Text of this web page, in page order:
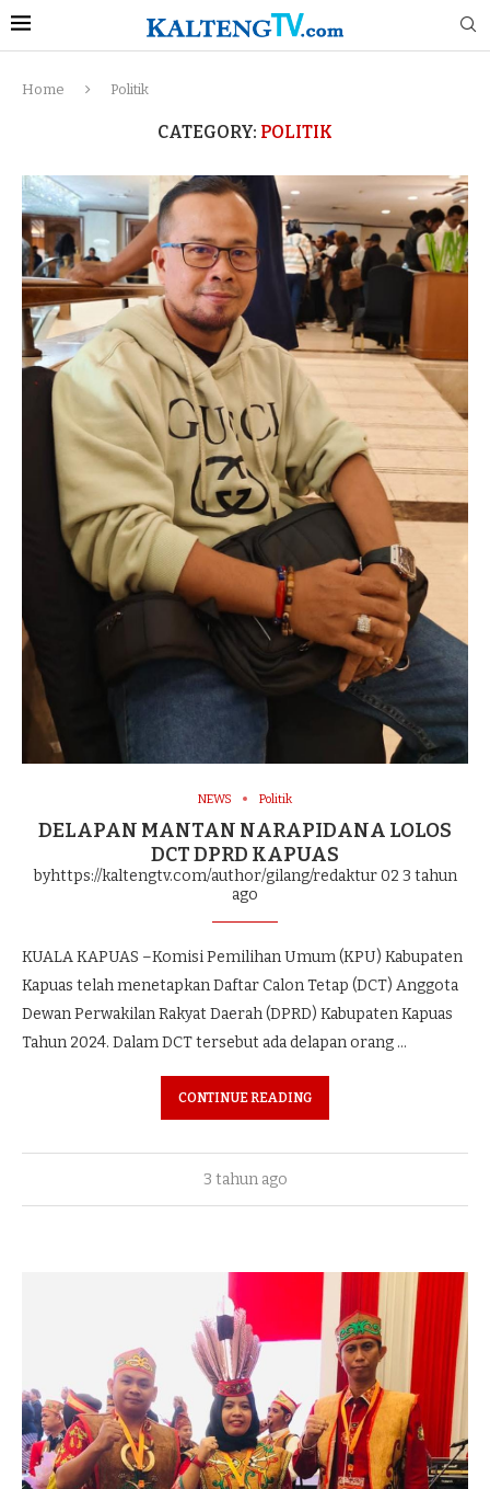
Home Politik
CATEGORY: POLITIK
NEWS Politik
DELAPAN MANTAN NARAPIDANA LOLOS
DCT DPRD KAPUAS
byhttps://kaltengtv.com/author/gilang/redaktur 02 3 tahun
ago
KUALA KAPUAS –Komisi Pemilihan Umum (KPU) Kabupaten
Kapuas telah menetapkan Daftar Calon Tetap (DCT) Anggota
Dewan Perwakilan Rakyat Daerah (DPRD) Kabupaten Kapuas
Tahun 2024. Dalam DCT tersebut ada delapan orang …
CONTINUE READING
3 tahun ago